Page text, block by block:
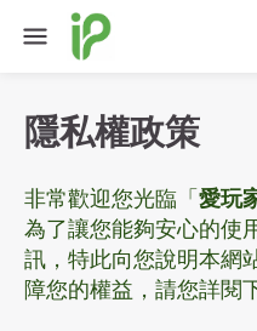
隱私權政策
非常歡迎您光臨「 愛玩
為了讓您能夠安心的使
訊，特此向您說明本網
障您的權益，請您詳閱